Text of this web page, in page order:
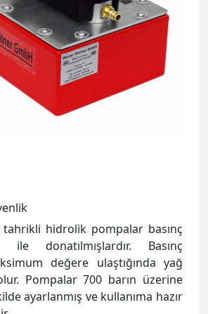
hidrolik pompalar basınç
donatılmışlardır. Basınç
değere ulaştığında yağ
Pompalar 700 barın üzerine
ayarlanmış ve kullanıma hazır